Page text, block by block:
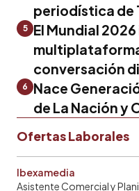
periodística de
5
El Mundial
conversación
6
Nace
de La Nación y
Ofertas Laborales
Ibexamedia
Asistente Comercial y